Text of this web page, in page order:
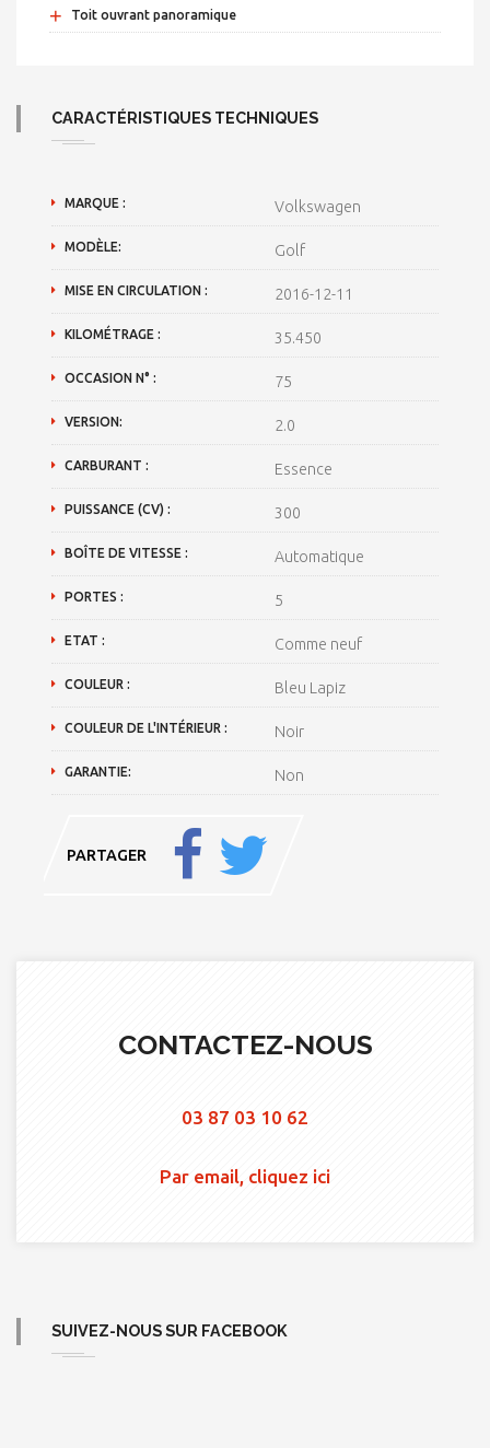
+ Toit ouvrant panoramique
CARACTÉRISTIQUES TECHNIQUES
MARQUE : Volkswagen
MODÈLE: Golf
MISE EN CIRCULATION : 2016-12-11
KILOMÉTRAGE : 35.450
OCCASION N° : 75
VERSION: 2.0
CARBURANT : Essence
PUISSANCE (CV) : 300
BOÎTE DE VITESSE : Automatique
PORTES : 5
ETAT : Comme neuf
COULEUR : Bleu Lapiz
COULEUR DE L'INTÉRIEUR : Noir
GARANTIE: Non
PARTAGER
CONTACTEZ-NOUS
03 87 03 10 62
Par email, cliquez ici
SUIVEZ-NOUS SUR FACEBOOK